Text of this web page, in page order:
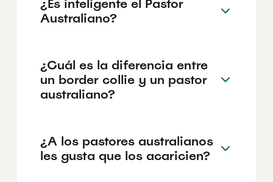
¿Es inteligente el Pastor
Australiano?
¿Cuál es la diferencia entre
un border collie y un pastor
australiano?
¿A los pastores australianos
les gusta que los acaricien?